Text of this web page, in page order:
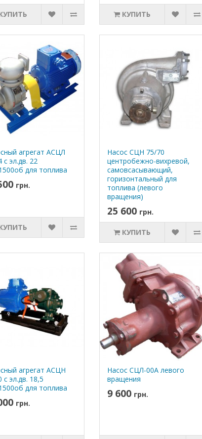
КУПИТЬ
агрегат АСЦЛ
с эл.дв. 22
для топлива
грн.
Насос СЦН 75/70
центробежно-вихревой,
самовсасывающий,
горизонтальный для
топлива (левого
вращения)
25 600 грн.
КУПИТЬ
агрегат АСЦН
с эл.дв. 18,5
для топлива
грн.
Насос СЦЛ-00А левого
вращения
9 600 грн.